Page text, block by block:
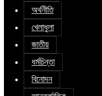
অর্থনীতি
খেলাধুলা
জাতীয়
ধর্মচিন্তা
বিনোদন